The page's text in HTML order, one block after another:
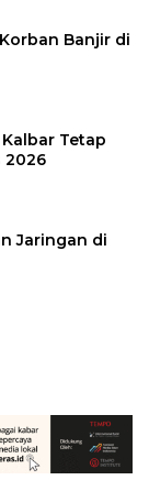
Banjir di
Tetap
2026
Jaringan di